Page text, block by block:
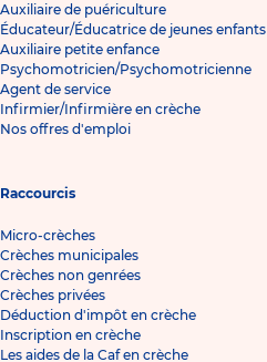
Auxiliaire de puériculture
Éducateur/Éducatrice de jeunes enfants
Auxiliaire petite enfance
Psychomotricien/Psychomotricienne
Agent de service
Infirmier/Infirmière en crèche
Nos offres d'emploi
Raccourcis
Micro-crèches
Crèches municipales
Crèches non genrées
Crèches privées
Déduction d'impôt en crèche
Inscription en crèche
Les aides de la Caf en crèche